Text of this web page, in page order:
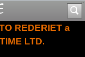
REDERIET a
LTD.